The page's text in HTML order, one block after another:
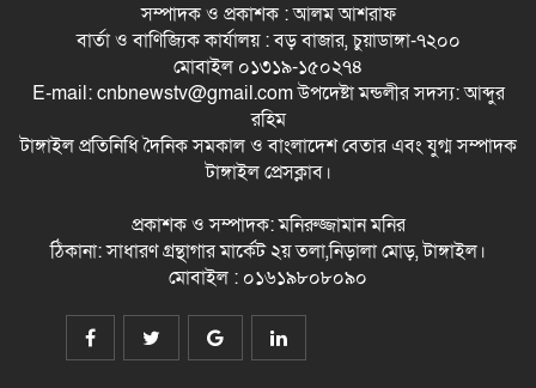
বিএনপির উপজেলা চেয়ারম্যানরা কী
করবেন?
সমুদ্রপথে মালয়েশিয়া যাওয়ার পথে উদ্ধার
৩০
শিশুর সামনে মায়ের গায়ে আগুন, গ্রেপ্তার ১
সম্পাদক ও প্রকাশক : আলম আশরাফ
বার্তা ও বাণিজ্যিক কার্যালয় : বড় বাজার, চুয়াডাঙ্গা-৭২০০
মোবাইল ০১৩১৯-১৫০২৭৪
E-mail: cnbnewstv@gmail.com উপদেষ্টা মন্ডলীর সদস্য: আব্দুর
রহিম
টাঙ্গাইল প্রতিনিধি দৈনিক সমকাল ও বাংলাদেশ বেতার এবং যুগ্ম সম্পাদক
টাঙ্গাইল প্রেসক্লাব।
প্রকাশক ও সম্পাদক: মনিরুজ্জামান মনির
ঠিকানা: সাধারণ গ্রন্থাগার মার্কেট ২য় তলা,নিড়ালা মোড়, টাঙ্গাইল।
মোবাইল : ০১৬১৯৮০৮০৯০